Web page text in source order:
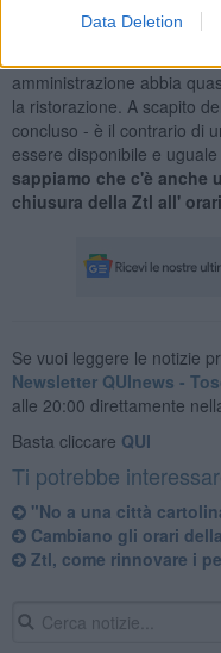
Data Deletion
Scelte da rivedere
amministrazione abbia
la ristorazione. A scapito
concluso - è il contrario di
essere disponibile e uguale
sappiamo che c'è anche
chiusura della Ztl all'
Se vuoi leggere le notizie
Newsletter QUInews -
alle 20:00 direttamente
Basta cliccare QUI
Ti potrebbe
"No a una città
Cambiano gli orari
Ztl, come rinnovare i